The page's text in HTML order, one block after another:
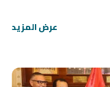
عرض المزيد